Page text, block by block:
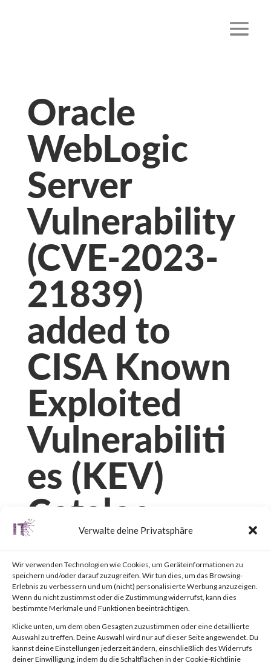
Verwalte deine Privatsphäre
Wir verwenden Technologien wie Cookies, um Geräteinformationen zu
speichern und/oder darauf zuzugreifen. Wir tun dies, um das Browsing-
Erlebnis zu verbessern und um (nicht) personalisierte Werbung anzuzeigen.
Wenn du nicht zustimmst oder die Zustimmung widerrufst, kann dies
bestimmte Merkmale und Funktionen beeinträchtigen.
Klicke unten, um dem oben Gesagten zuzustimmen oder eine detaillierte
Auswahl zu treffen. Deine Auswahl wird nur auf dieser Seite angewendet. Du
kannst deine Einstellungen jederzeit ändern, einschließlich des Widerrufs
deiner Einwilligung, indem du die Schaltflächen in der Cookie-Richtlinie
Oracle
WebLogic
Server
Vulnerability
(CVE-2023-
21839)
added to
CISA Known
Exploited
Vulnerabiliti
es (KEV)
Catalog
Facebook 0
What is Oracle WebLogic?